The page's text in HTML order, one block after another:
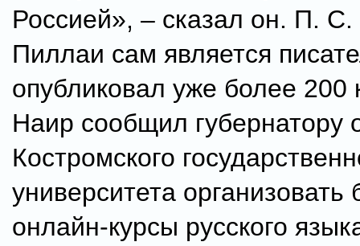
Россией», – сказал он. П.
Пиллаи сам является
опубликовал уже более 200
Наир сообщил губернатору
Костромского
университета организовать
онлайн-курсы русского